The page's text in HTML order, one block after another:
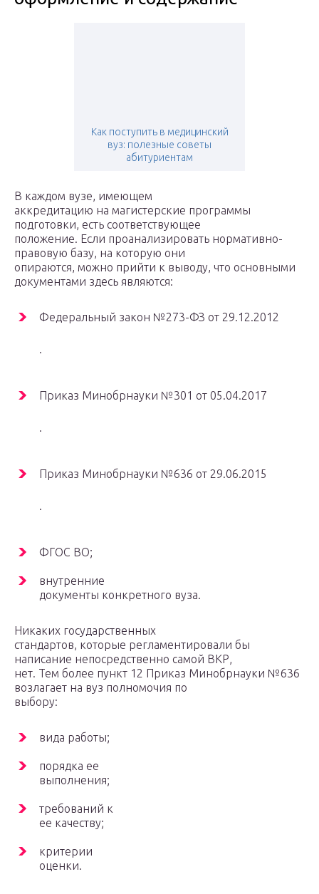
Как поступить в медицинский
вуз: полезные советы
абитуриентам
В каждом вузе, имеющем
аккредитацию на магистерские программы
подготовки, есть соответствующее
положение. Если проанализировать нормативно-
правовую базу, на которую они
опираются, можно прийти к выводу, что основными
документами здесь являются:
Федеральный закон №273-ФЗ от 29.12.2012
.
Приказ Минобрнауки №301 от 05.04.2017
.
Приказ Минобрнауки №636 от 29.06.2015
.
ФГОС ВО;
внутренние
документы конкретного вуза.
Никаких государственных
стандартов, которые регламентировали бы
написание непосредственно самой ВКР,
нет. Тем более пункт 12 Приказ Минобрнауки №636
возлагает на вуз полномочия по
выбору:
вида работы;
порядка ее
выполнения;
требований к
ее качеству;
критерии
оценки.